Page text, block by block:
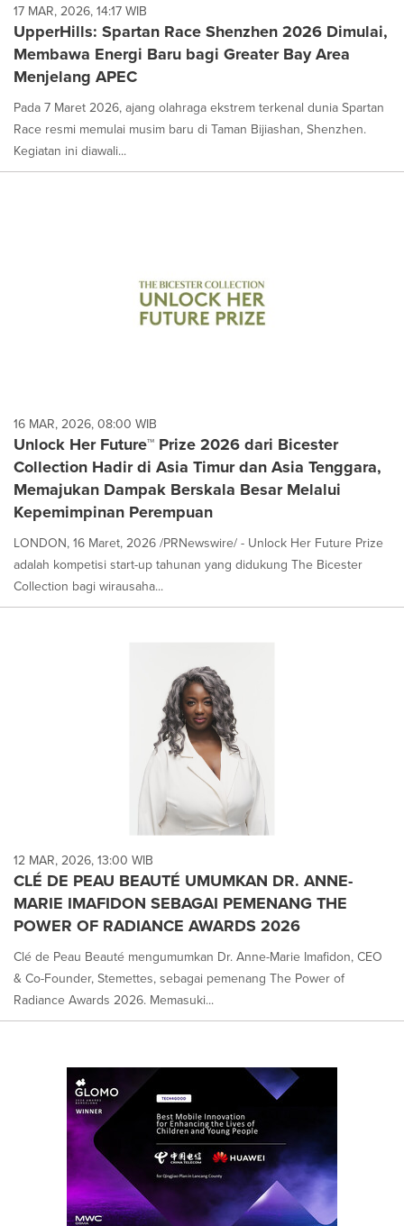
17 MAR, 2026, 14:17 WIB
UpperHills: Spartan Race Shenzhen 2026 Dimulai,
Membawa Energi Baru bagi Greater Bay Area
Menjelang APEC
Pada 7 Maret 2026, ajang olahraga ekstrem terkenal dunia Spartan
Race resmi memulai musim baru di Taman Bijiashan, Shenzhen.
Kegiatan ini diawali...
16 MAR, 2026, 08:00 WIB
Unlock Her Future™ Prize 2026 dari Bicester
Collection Hadir di Asia Timur dan Asia Tenggara,
Memajukan Dampak Berskala Besar Melalui
Kepemimpinan Perempuan
LONDON, 16 Maret, 2026 /PRNewswire/ - Unlock Her Future Prize
adalah kompetisi start-up tahunan yang didukung The Bicester
Collection bagi wirausaha...
12 MAR, 2026, 13:00 WIB
CLÉ DE PEAU BEAUTÉ UMUMKAN DR. ANNE-
MARIE IMAFIDON SEBAGAI PEMENANG THE
POWER OF RADIANCE AWARDS 2026
Clé de Peau Beauté mengumumkan Dr. Anne-Marie Imafidon, CEO
& Co-Founder, Stemettes, sebagai pemenang The Power of
Radiance Awards 2026. Memasuki...